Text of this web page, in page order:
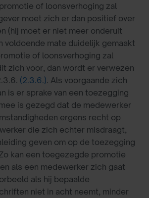
of loonsverhoging zal
moet zich er dan positief over
(hij moet er niet meer onderuit
voldoende mate duidelijk gemaakt
of loonsverhoging zal
zich voor, dan wordt er verwezen
(2.3.6.). Als voorgaande zich
is er sprake van een toezegging
is gezegd dat de medewerker
ergens recht op
die zich echter misdraagt,
geven om op de toezegging
kan een toegezegde promotie
als een medewerker zich gaat
als hij bepaalde
niet in acht neemt, minder